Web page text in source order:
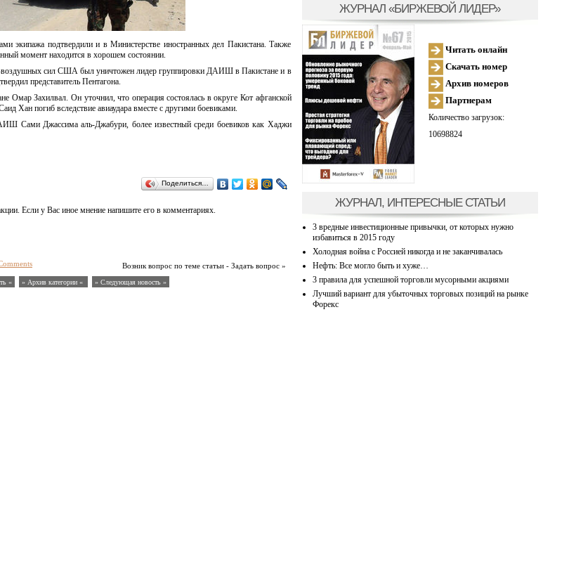
экипажа подтвердили и в Министерстве иностранных дел Пакистана. Также
момент находится в хорошем состоянии.
воздушных сил США был уничтожен лидер группировки ДАИШ в Пакистане и в
представитель Пентагона.
Омар Захилвал. Он уточнил, что операция состоялась в округе Кот афганской
Хан погиб вследствие авиаудара вместе с другими боевиками.
Сами Джассима аль-Джабури, более известный среди боевиков как Хаджи
Поделиться…
Если у Вас иное мнение напишите его в комментариях.
Возник вопрос по теме статьи - Задать вопрос »
« » Архив категории « » Следующая новость »
ЖУРНАЛ «БИРЖЕВОЙ ЛИДЕР»
Читать онлайн
Скачать номер
Архив номеров
Партнерам
Количество загрузок:
10698824
ЖУРНАЛ, ИНТЕРЕСНЫЕ СТАТЬИ
3 вредные инвестиционные привычки, от которых нужно
избавиться в 2015 году
Холодная война с Россией никогда и не заканчивалась
Нефть: Все могло быть и хуже…
3 правила для успешной торговли мусорными акциями
Лучший вариант для убыточных торговых позиций на рынке
Форекс